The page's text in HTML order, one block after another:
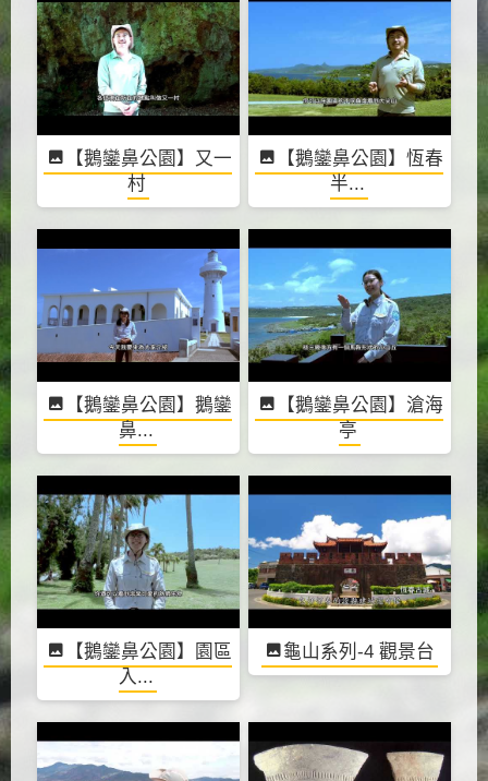
【鵝鑾鼻公園】又一
村
【鵝鑾鼻公園】恆春
半...
【鵝鑾鼻公園】鵝鑾
鼻...
【鵝鑾鼻公園】滄海
亭
【鵝鑾鼻公園】園區
入...
龜山系列-4 觀景台